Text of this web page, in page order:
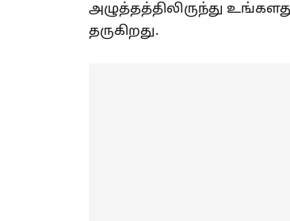
அழுத்தத்திலிருந்து
தருகிறது.